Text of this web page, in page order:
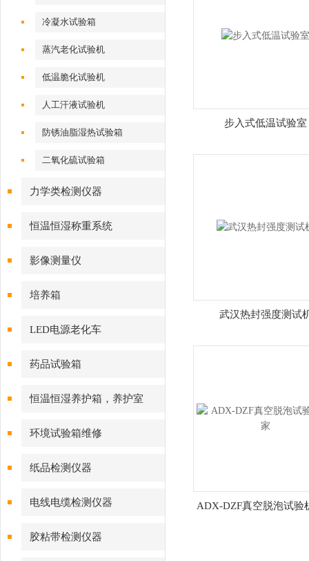
冷凝水试验箱
蒸汽老化试验机
低温脆化试验机
人工汗液试验机
防锈油脂湿热试验箱
二氧化硫试验箱
力学类检测仪器
恒温恒湿称重系统
影像测量仪
培养箱
LED电源老化车
药品试验箱
恒温恒湿养护箱，养护室
环境试验箱维修
纸品检测仪器
电线电缆检测仪器
胶粘带检测仪器
步入式低温试验室
武汉热封强度测试
ADX-DZF真空脱泡试验